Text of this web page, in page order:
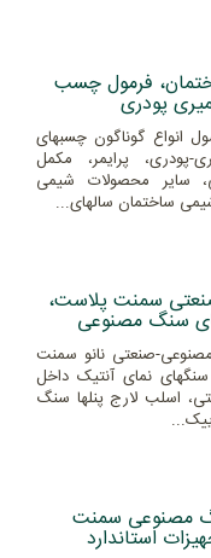
فرمول چسب
پودری
انواع گوناگون چسبهای
پودری، پرایمر، مکمل
سایر محصولات شیمی
ساختمان سالهای...
سمنت پلاست،
سنگ مصنوعی
صنعتی نانو سمنت
نمای آنتیک داخل
اسلب لارج پنلها سنگ
مصنوعی سمنت
استاندارد